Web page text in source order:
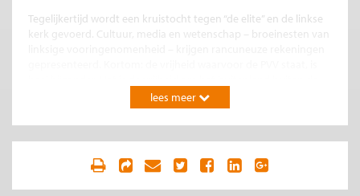
Tegelijkertijd wordt een kruistocht tegen “de elite” en de linkse
kerk gevoerd. Cultuur, media en wetenschap – broeinesten van
deur te houden; het is de vrijheid om het binnenlandse
buitenland de deur uit te zetten; het is de vrijheid om
broodnodige hervormingen tegen te houden. Het is een
invulling van vrijheid die wordt gevoed door angst en jaloezie.
Het gevolg is een programma dat zich op verkeerde prioriteiten
richt – een schadelijk mengsel van xenofoob rechts en
conservatief links.
lees meer